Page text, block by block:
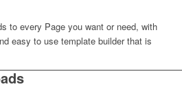
to every Page you want or need, with
easy to use template builder that is